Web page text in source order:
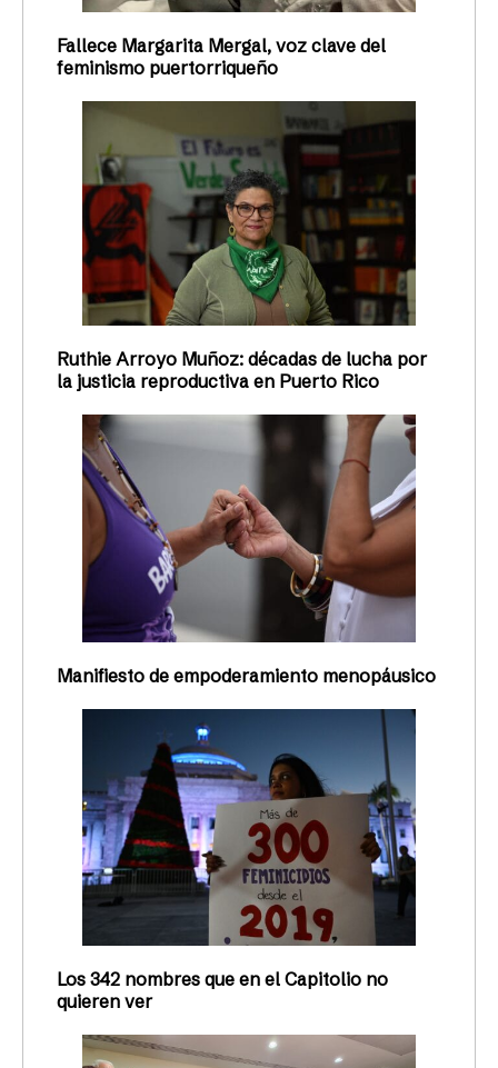
Fallece Margarita Mergal, voz clave del
feminismo puertorriqueño
Ruthie Arroyo Muñoz: décadas de lucha por
la justicia reproductiva en Puerto Rico
Manifiesto de empoderamiento menopáusico
Los 342 nombres que en el Capitolio no
quieren ver